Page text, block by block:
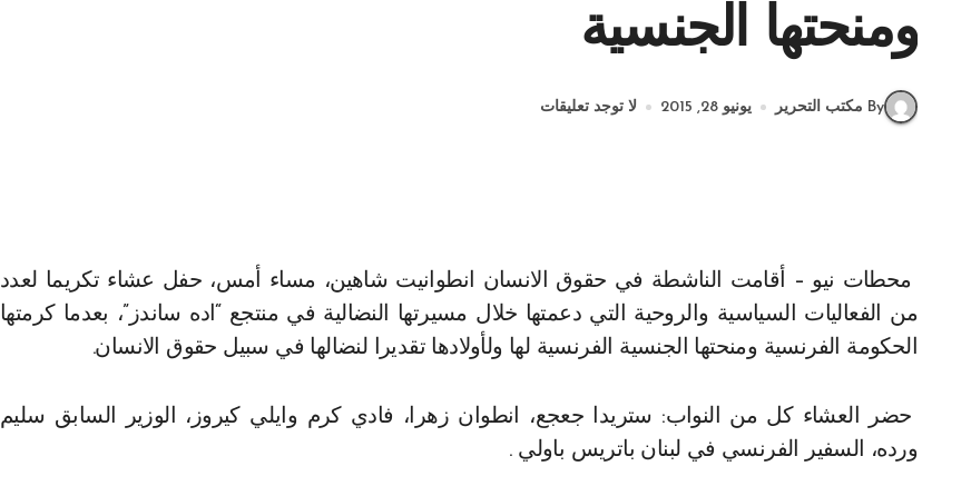
ومنحتها الجنسية
By مكتب التحرير يونيو 28, 2015 لا توجد تعليقات
محطات نيو – أقامت الناشطة في حقوق الانسان انطوانيت شاهين، مساء أمس، حفل عشاء تكريما لعدد
من الفعاليات السياسية والروحية التي دعمتها خلال مسيرتها النضالية في منتجع “اده ساندز”، بعدما كرمتها
الحكومة الفرنسية ومنحتها الجنسية الفرنسية لها ولأولادها تقديرا لنضالها في سبيل حقوق الانسان.
حضر العشاء كل من النواب: ستريدا جعجع، انطوان زهرا، فادي كرم وايلي كيروز، الوزير السابق سليم
ورده، السفير الفرنسي في لبنان باتريس باولي .